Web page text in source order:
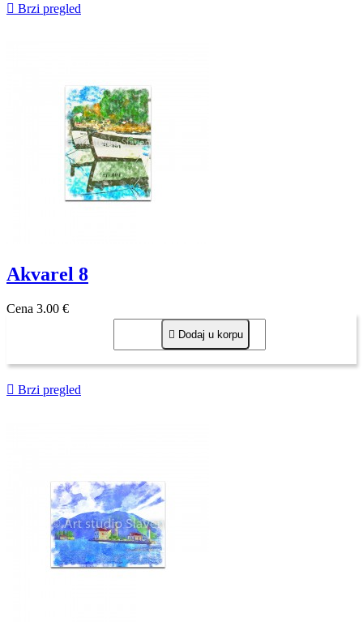
 Brzi pregled
Akvarel 8
Cena 3,00 €
 Dodaj u korpu
 Brzi pregled